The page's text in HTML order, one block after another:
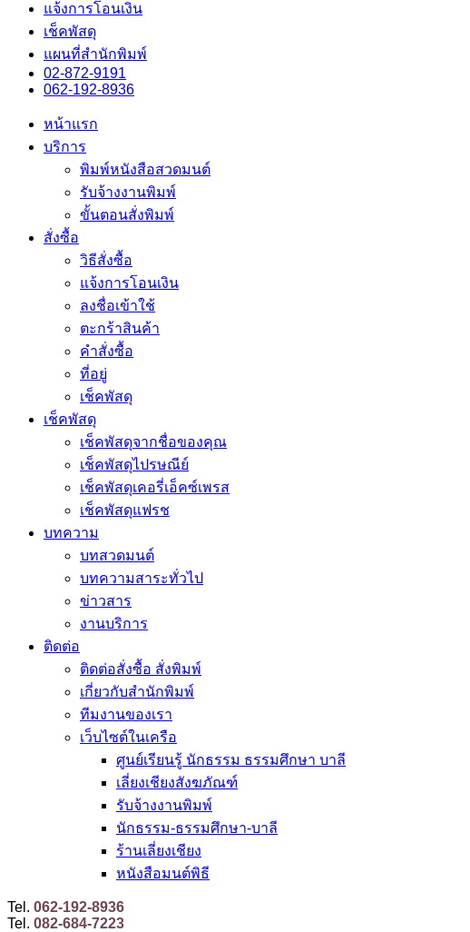
แจ้งการโอนเงิน
เช็คพัสดุ
แผนที่สำนักพิมพ์
02-872-9191
062-192-8936
หน้าแรก
บริการ
พิมพ์หนังสือสวดมนต์
รับจ้างงานพิมพ์
ขั้นตอนสั่งพิมพ์
สั่งซื้อ
วิธีสั่งซื้อ
แจ้งการโอนเงิน
ลงชื่อเข้าใช้
ตะกร้าสินค้า
คำสั่งซื้อ
ที่อยู่
เช็คพัสดุ
เช็คพัสดุ
เช็คพัสดุจากชื่อของคุณ
เช็คพัสดุไปรษณีย์
เช็คพัสดุเคอรี่เอ็คซ์เพรส
เช็คพัสดุแฟรช
บทความ
บทสวดมนต์
บทความสาระทั่วไป
ข่าวสาร
งานบริการ
ติดต่อ
ติดต่อสั่งซื้อ สั่งพิมพ์
เกี่ยวกับสำนักพิมพ์
ทีมงานของเรา
เว็บไซต์ในเครือ
ศูนย์เรียนรู้ นักธรรม ธรรมศึกษา บาลี
เลี่ยงเชียงสังฆภัณฑ์
รับจ้างงานพิมพ์
นักธรรม-ธรรมศึกษา-บาลี
ร้านเลี่ยงเชียง
หนังสือมนต์พิธี
Tel. 062-192-8936
Tel. 082-684-7223